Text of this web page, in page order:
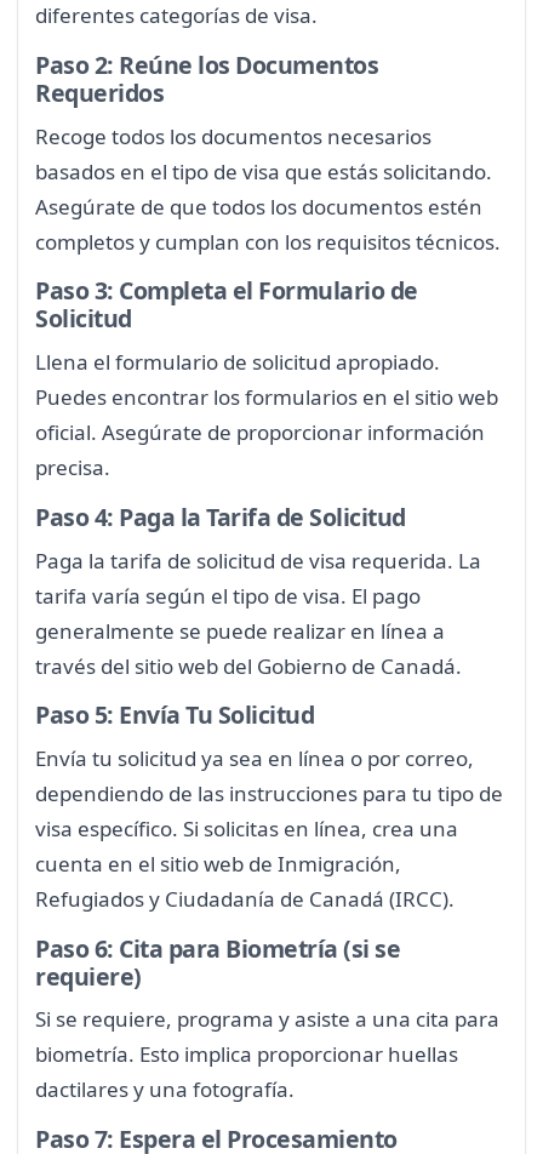
diferentes categorías de visa.
Paso 2: Reúne los Documentos
Requeridos
Recoge todos los documentos necesarios
basados en el tipo de visa que estás solicitando.
Asegúrate de que todos los documentos estén
completos y cumplan con los requisitos técnicos.
Paso 3: Completa el Formulario de
Solicitud
Llena el formulario de solicitud apropiado.
Puedes encontrar los formularios en el sitio web
oficial. Asegúrate de proporcionar información
precisa.
Paso 4: Paga la Tarifa de Solicitud
Paga la tarifa de solicitud de visa requerida. La
tarifa varía según el tipo de visa. El pago
generalmente se puede realizar en línea a
través del sitio web del Gobierno de Canadá.
Paso 5: Envía Tu Solicitud
Envía tu solicitud ya sea en línea o por correo,
dependiendo de las instrucciones para tu tipo de
visa específico. Si solicitas en línea, crea una
cuenta en el sitio web de Inmigración,
Refugiados y Ciudadanía de Canadá (IRCC).
Paso 6: Cita para Biometría (si se
requiere)
Si se requiere, programa y asiste a una cita para
biometría. Esto implica proporcionar huellas
dactilares y una fotografía.
Paso 7: Espera el Procesamiento